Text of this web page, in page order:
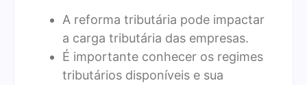
A reforma tributária pode impactar
a carga tributária das empresas.
É importante conhecer os regimes
tributários disponíveis e sua